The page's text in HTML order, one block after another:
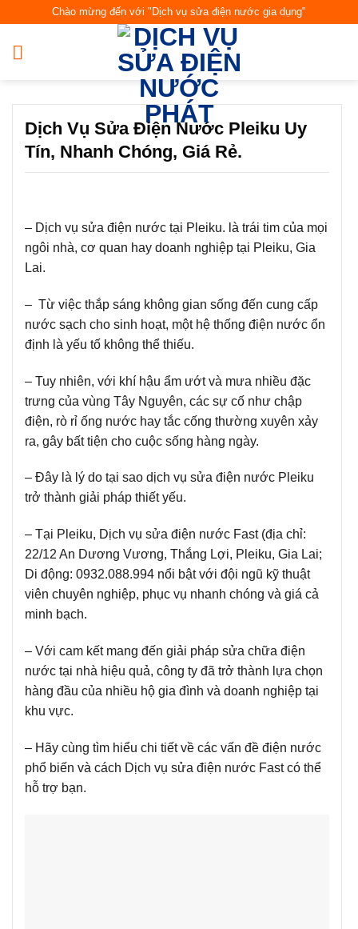
content
Chào mừng đến với "Dịch vụ sửa điện nước gia dụng"
Dịch Vụ Sửa Điện Nước Pleiku Uy
Tín, Nhanh Chóng, Giá Rẻ.
– Dịch vụ sửa điện nước tại Pleiku. là trái tim của mọi
ngôi nhà, cơ quan hay doanh nghiệp tại Pleiku, Gia
Lai.
– Từ việc thắp sáng không gian sống đến cung cấp
nước sạch cho sinh hoạt, một hệ thống điện nước ổn
định là yếu tố không thể thiếu.
– Tuy nhiên, với khí hậu ẩm ướt và mưa nhiều đặc
trưng của vùng Tây Nguyên, các sự cố như chập
điện, rò rỉ ống nước hay tắc cống thường xuyên xảy
ra, gây bất tiện cho cuộc sống hàng ngày.
– Đây là lý do tại sao dịch vụ sửa điện nước Pleiku
trở thành giải pháp thiết yếu.
– Tại Pleiku, Dịch vụ sửa điện nước Fast (địa chỉ:
22/12 An Dương Vương, Thắng Lợi, Pleiku, Gia Lai;
Di động: 0932.088.994 nổi bật với đội ngũ kỹ thuật
viên chuyên nghiệp, phục vụ nhanh chóng và giá cả
minh bạch.
– Với cam kết mang đến giải pháp sửa chữa điện
nước tại nhà hiệu quả, công ty đã trở thành lựa chọn
hàng đầu của nhiều hộ gia đình và doanh nghiệp tại
khu vực.
– Hãy cùng tìm hiểu chi tiết về các vấn đề điện nước
phổ biến và cách Dịch vụ sửa điện nước Fast có thể
hỗ trợ bạn.